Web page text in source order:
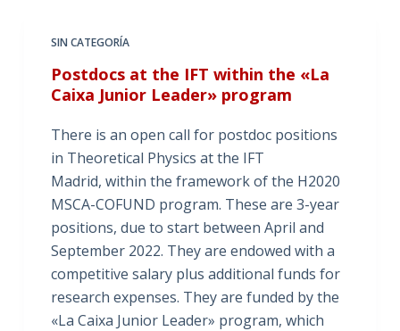
SIN CATEGORÍA
Postdocs at the IFT within the «La
Caixa Junior Leader» program
There is an open call for postdoc positions
in Theoretical Physics at the IFT
Madrid, within the framework of the H2020
MSCA-COFUND program. These are 3-year
positions, due to start between April and
September 2022. They are endowed with a
competitive salary plus additional funds for
research expenses. They are funded by the
«La Caixa Junior Leader» program, which